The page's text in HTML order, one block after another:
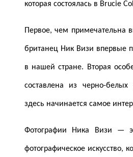
которая состоялась в Brucie
Первое, чем примечательна
британец Ник Визи впервые
в нашей стране. Вторая
составлена из черно-
здесь начинается самое
Фотографии Ника Визи —
фотографическое искусство,